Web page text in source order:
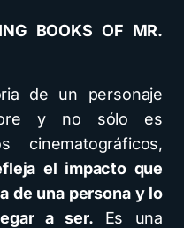
BOOKS OF MR.
de un personaje
y no sólo es
cinematográficos,
el impacto que
de una persona y lo
a ser. Es una